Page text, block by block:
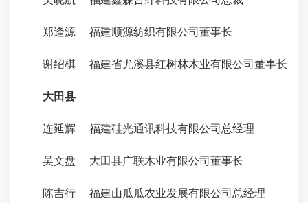
郑逢源 福建顺源纺织有限公司董事长
谢绍棋 福建省尤溪县红树林木业有限公司董事长
大田县
连延辉 福建硅光通讯科技有限公司总经理
吴文盘 大田县广联木业有限公司董事长
陈吉行 福建山瓜瓜农业发展有限公司总经理